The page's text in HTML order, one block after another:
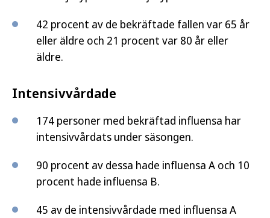
42 procent av de bekräftade fallen var 65 år
eller äldre och 21 procent var 80 år eller
äldre.
Intensivvårdade
174 personer med bekräftad influensa har
intensivvårdats under säsongen.
90 procent av dessa hade influensa A och 10
procent hade influensa B.
45 av de intensivvårdade med influensa A